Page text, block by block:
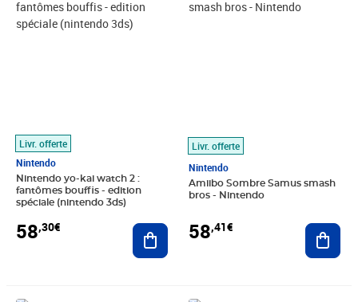
Livr. offerte
Nintendo
Nintendo yo-kai watch 2 :
fantômes bouffis - edition
spéciale (nintendo 3ds)
58,30€ Ajouter au panier
Livr. offerte
Nintendo
Amiibo Sombre Samus smash
bros - Nintendo
58,41€